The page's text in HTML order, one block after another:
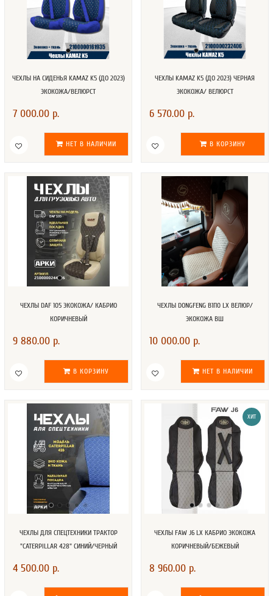
ЧЕХЛЫ НА СИДЕНЬЯ KAMAZ K5 (ДО 2023)
ЭКОКОЖА/ВЕЛЮРСТ
7 000.00 р.
НЕТ В НАЛИЧИИ
ЧЕХЛЫ KAMAZ K5 (ДО 2023) ЧЕРНАЯ
ЭКОКОЖА/ ВЕЛЮРСТ
6 570.00 р.
В КОРЗИНУ
ЧЕХЛЫ DAF 105 ЭКОКОЖА/ КАБРИО
КОРИЧНЕВЫЙ
9 880.00 р.
В КОРЗИНУ
ЧЕХЛЫ DONGFENG В1П0 LX ВЕЛЮР/
ЭКОКОЖА ВШ
10 000.00 р.
НЕТ В НАЛИЧИИ
ЧЕХЛЫ ДЛЯ СПЕЦТЕХНИКИ ТРАКТОР
"CATERPILLAR 428" СИНИЙ/ЧЕРНЫЙ
4 500.00 р.
ХИТ
ЧЕХЛЫ FAW J6 LX КАБРИО ЭКОКОЖА
КОРИЧНЕВЫЙ/БЕЖЕВЫЙ
8 960.00 р.